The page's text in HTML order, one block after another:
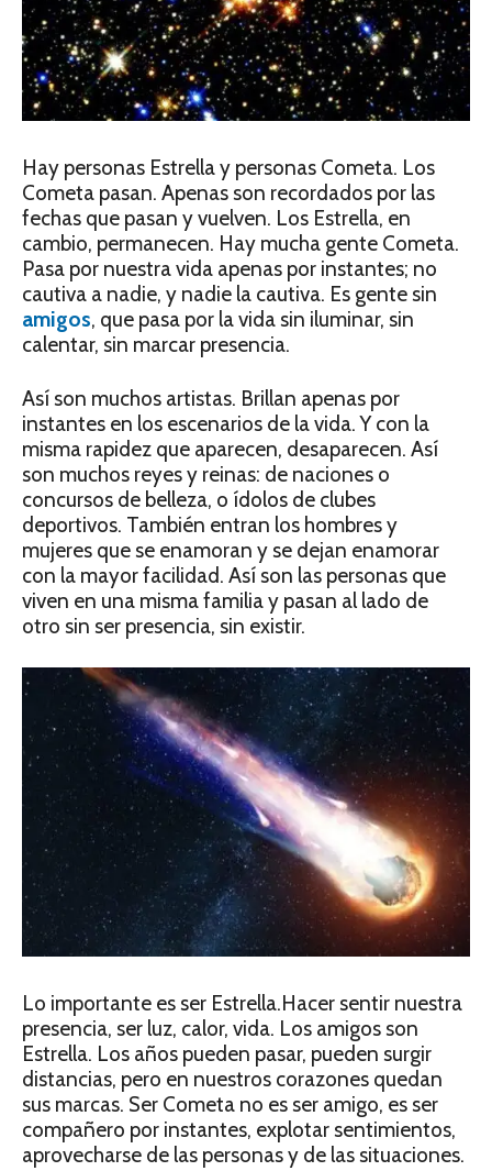
Hay personas Estrella y personas Cometa. Los
Cometa pasan. Apenas son recordados por las
fechas que pasan y vuelven. Los Estrella, en
cambio, permanecen. Hay mucha gente Cometa.
Pasa por nuestra vida apenas por instantes; no
cautiva a nadie, y nadie la cautiva. Es gente sin
amigos, que pasa por la vida sin iluminar, sin
calentar, sin marcar presencia.
Así son muchos artistas. Brillan apenas por
instantes en los escenarios de la vida. Y con la
misma rapidez que aparecen, desaparecen. Así
son muchos reyes y reinas: de naciones o
concursos de belleza, o ídolos de clubes
deportivos. También entran los hombres y
mujeres que se enamoran y se dejan enamorar
con la mayor facilidad. Así son las personas que
viven en una misma familia y pasan al lado de
otro sin ser presencia, sin existir.
Lo importante es ser Estrella.Hacer sentir nuestra
presencia, ser luz, calor, vida. Los amigos son
Estrella. Los años pueden pasar, pueden surgir
distancias, pero en nuestros corazones quedan
sus marcas. Ser Cometa no es ser amigo, es ser
compañero por instantes, explotar sentimientos,
aprovecharse de las personas y de las situaciones.